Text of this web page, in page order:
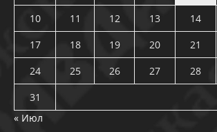
10
11 12 13 14
17
18 19 20 21
24
25 26 27 28
31
« Июл